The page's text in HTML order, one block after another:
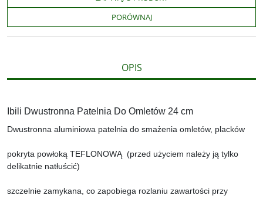
o
k
e
i
n
k
e
l
s
i
PORÓWNAJ
OPIS
Ibili Dwustronna Patelnia Do Omletów 24 cm
Dwustronna aluminiowa patelnia do smażenia omletów, placków
pokryta powłoką TEFLONOWĄ (przed użyciem należy ją tylko
delikatnie natłuścić)
szczelnie zamykana, co zapobiega rozlaniu zawartości przy